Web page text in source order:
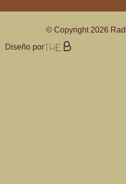
© Copyright 2026
Diseño por